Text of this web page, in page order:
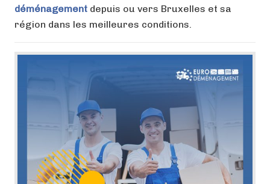
déménagement depuis ou vers Bruxelles et sa
région dans les meilleures conditions.